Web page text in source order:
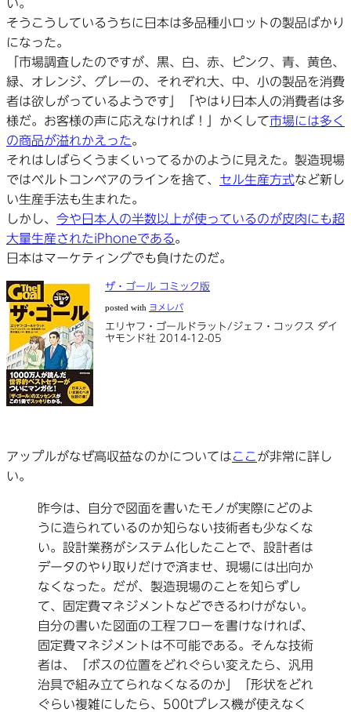
い。
そうこうしているうちに日本は多品種小ロットの製品ばかり
になった。
「市場調査したのですが、黒、白、赤、ピンク、青、黄色、
緑、オレンジ、グレーの、それぞれ大、中、小の製品を消費
者は欲しがっているようです」「やはり日本人の消費者は多
様だ。お客様の声に応えなければ！」かくして市場には多く
の商品が溢れかえった。
それはしばらくうまくいってるかのように見えた。製造現場
ではベルトコンベアのラインを捨て、 セル生産方式など新し
い生産手法も生まれた。
しかし、 今や日本人の半数以上が使っているのが皮肉にも超
大量生産されたiPhoneである。
日本はマーケティングでも負けたのだ。
ザ・ゴール コミック版
posted with ヨメレバ
エリヤフ・ゴールドラット/ジェフ・コックス ダイ
ヤモンド社 2014-12-05
アップルがなぜ高収益なのかについてはここ が非常に詳し
い。
昨今は、自分で図面を書いたモノが実際にどのよ
うに造られているのか知らない技術者も少なくな
い。設計業務がシステム化したことで、設計者は
データのやり取りだけで済ませ、現場には出向か
なくなった。だが、製造現場のことを知らずし
て、固定費マネジメントなどできるわけがない。
自分の書いた図面の工程フローを書けなければ、
固定費マネジメントは不可能である。そんな技術
者は、「ボスの位置をどれぐらい変えたら、汎用
治具で組み立てられなくなるのか」「形状をどれ
ぐらい複雑にしたら、500tプレス機が使えなく